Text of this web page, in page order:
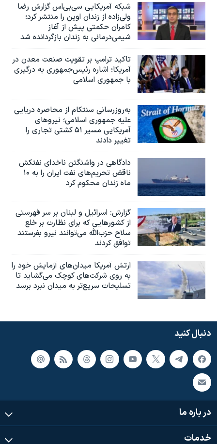
شبکه آمریکایی سی‌بی‌‌اس گزارش رضا
ولی‌زاده از زندان اوین را منتشر کرد؛
کامران حکمتی پیش از آغاز
شیمی‌درمانی به زندان بازگردانده شد
تاکید ترامپ بر تقویت صنعت معدن در
آمریکا؛ اشاره رئیس‌جمهوری به درگیری
با جمهوری اسلامی
به‌روزرسانی سنتکام از محاصره دریایی
علیه جمهوری اسلامی؛ نیروهای
آمریکایی مسیر ۵۱ کشتی تجاری را
تغییر دادند
دادگاهی در واشنگتن ناخدای نفتکش
ناقض تحریم‌های نفت ایران را به ۱۰
ماه زندان محکوم کرد
گزارش‌: اسرائيل و لبنان بر سر فهرستی
از کشورهایی که برای نظارت بر خلع
سلاح حزب‌الله می‌توانند نیرو بفرستند
توافق کردند
ارتش آمریکا میدان‌های آزمایش خود را
به روی شرکت‌های کوچک می‌گشاید تا
تسلیحات سریع‌تر به میدان نبرد برسد
دنبال کنید
در باره ما
خدمات